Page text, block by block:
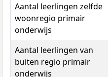
Aantal leerlingen zelfde
woonregio primair
onderwijs
Aantal leerlingen van
buiten regio primair
onderwijs